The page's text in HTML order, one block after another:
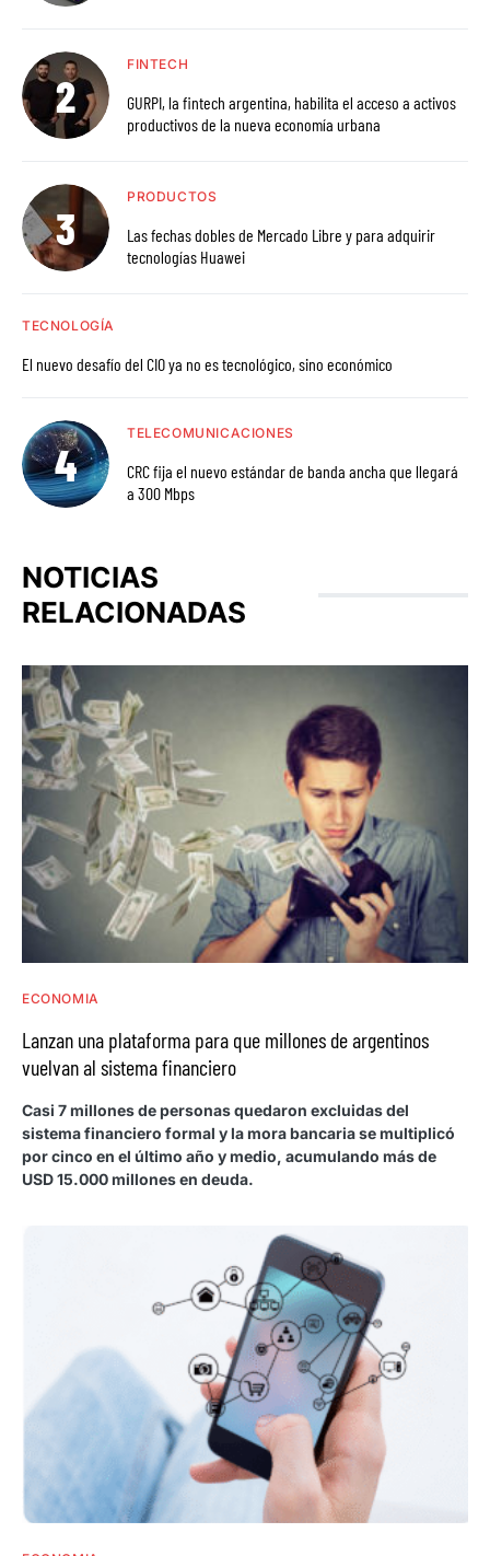
FINTECH
GURPI, la fintech argentina, habilita el acceso a activos
productivos de la nueva economía urbana
PRODUCTOS
Las fechas dobles de Mercado Libre y para adquirir
tecnologías Huawei
TECNOLOGÍA
El nuevo desafío del CIO ya no es tecnológico, sino económico
TELECOMUNICACIONES
CRC fija el nuevo estándar de banda ancha que llegará
a 300 Mbps
NOTICIAS
RELACIONADAS
ECONOMIA
Lanzan una plataforma para que millones de argentinos
vuelvan al sistema financiero
Casi 7 millones de personas quedaron excluidas del
sistema financiero formal y la mora bancaria se multiplicó
por cinco en el último año y medio, acumulando más de
USD 15.000 millones en deuda.